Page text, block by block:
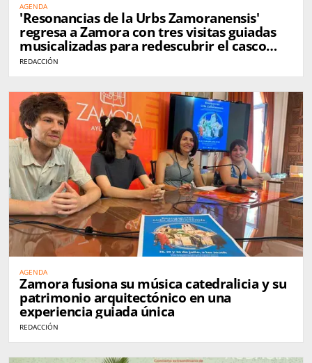
AGENDA
'Resonancias de la Urbs Zamoranensis'
regresa a Zamora con tres visitas guiadas
musicalizadas para redescubrir el casco
histórico
REDACCIÓN
AGENDA
Zamora fusiona su música catedralicia y su
patrimonio arquitectónico en una
experiencia guiada única
REDACCIÓN